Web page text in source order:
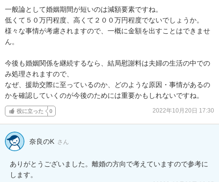
一般論として婚姻期間が短いのは減額要素ですね。
低くて５０万円程度、高くて２００万円程度でないでしょうか。
様々な事情が考慮されますので、一概に金額を出すことはできませ
ん。
今後も婚姻関係を継続するなら、結局慰謝料は夫婦の生活の中での
み処理されますので、
なぜ、援助交際に至っているのか、どのような原因・事情があるの
かを確認していくのが今後のためには重要かもしれないですね。
役に立った 0 2022年10月20日 17:30
奈良のK さん
ありがとうございました。離婚の方向で考えていますので参考に
します。